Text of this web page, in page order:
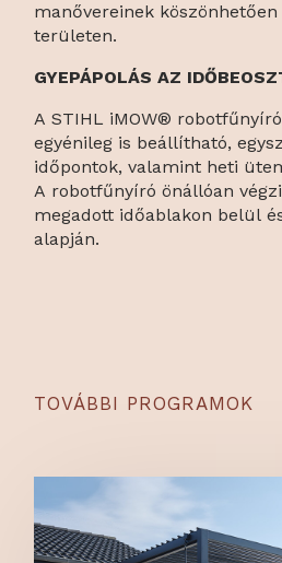
manővereinek
területen.
GYEPÁPOLÁS AZ
A STIHL iMOW®
egyénileg is beállítható,
időpontok, valamint heti
A robotfűnyíró önállóan
megadott időablakon belül
alapján.
TOVÁBBI PROGRAMOK